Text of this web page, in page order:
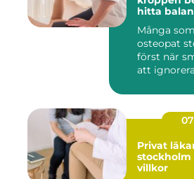
hitta
Många
osteopat
först när
att
Privat
stockholm vård på dina
villkor